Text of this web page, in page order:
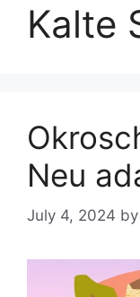
Kalte
Neu
July 4, 2024 by